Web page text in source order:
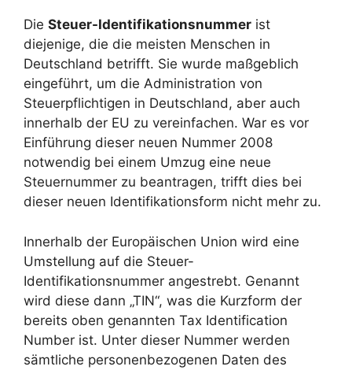
Die Steuer-Identifikationsnummer ist
diejenige, die die meisten Menschen in
Deutschland betrifft. Sie wurde maßgeblich
eingeführt, um die Administration von
Steuerpflichtigen in Deutschland, aber auch
innerhalb der EU zu vereinfachen. War es vor
Einführung dieser neuen Nummer 2008
notwendig bei einem Umzug eine neue
Steuernummer zu beantragen, trifft dies bei
dieser neuen Identifikationsform nicht mehr zu.
Innerhalb der Europäischen Union wird eine
Umstellung auf die Steuer-
Identifikationsnummer angestrebt. Genannt
wird diese dann „TIN“, was die Kurzform der
bereits oben genannten Tax Identification
Number ist. Unter dieser Nummer werden
sämtliche personenbezogenen Daten des